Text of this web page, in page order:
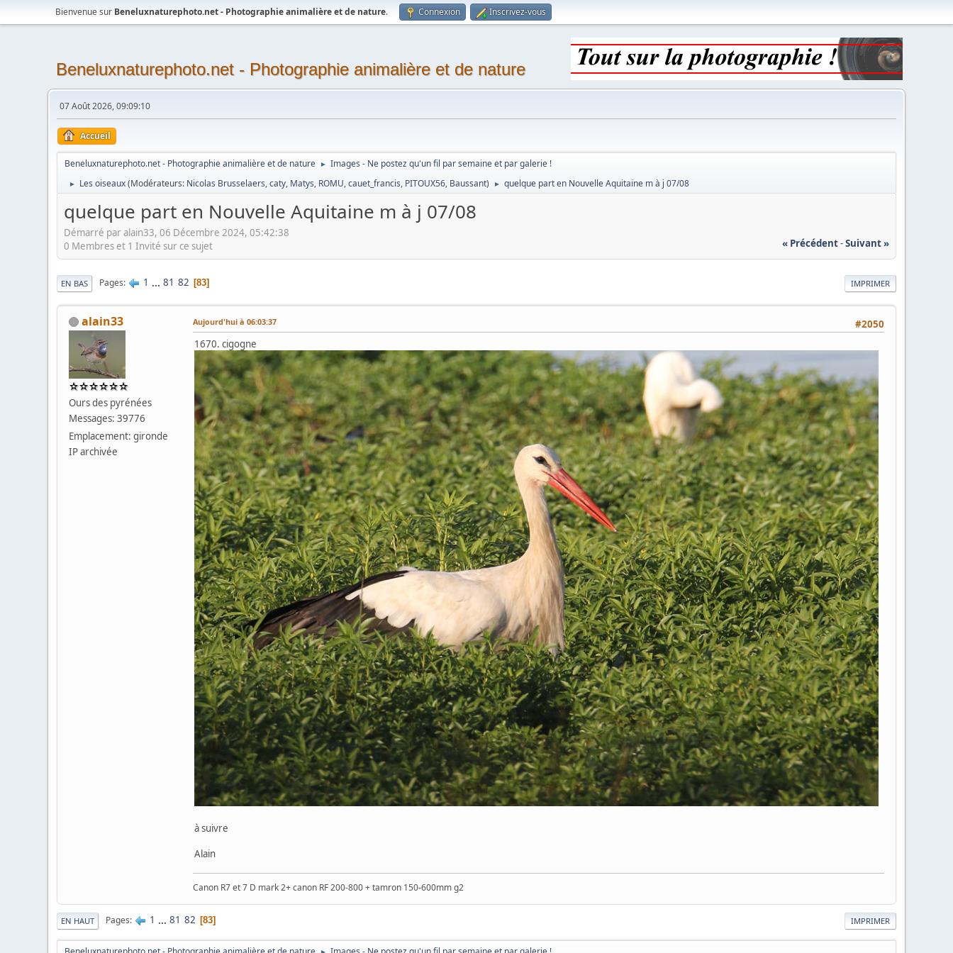
Bienvenue sur Beneluxnaturephoto.net - Photographie animalière et de nature. Connexion Inscrivez-vous
Beneluxnaturephoto.net - Photographie animalière et de nature
07 Août 2026, 09:09:10
Accueil
Beneluxnaturephoto.net - Photographie animalière et de nature ► Images - Ne postez qu'un fil par semaine et par galerie !
► Les oiseaux(Modérateurs: Nicolas Brusselaers,caty, Matys, ROMU,cauet_francis, PITOUX56, Baussant) ► quelque part en Nouvelle Aquitaine m à j 07/08
quelque part en Nouvelle Aquitaine m à j 07/08
Démarré par alain33, 06 Décembre 2024, 05:42:38
« Précédent-Suivant »
0 Membres et 1 Invité sur ce sujet
IMPRIMER
EN BAS Pages 1 ... 81 82 83
alain33
Ours des pyrénées
Messages: 39776
Emplacement: gironde
IP archivée
#2050
Aujourd'hui à 06:03:37
1670. cigogne
à suivre
Alain
Canon R7 et 7 D mark 2+ canon RF 200-800 + tamron 150-600mm g2
IMPRIMER
EN HAUT Pages 1 ... 81 82 83